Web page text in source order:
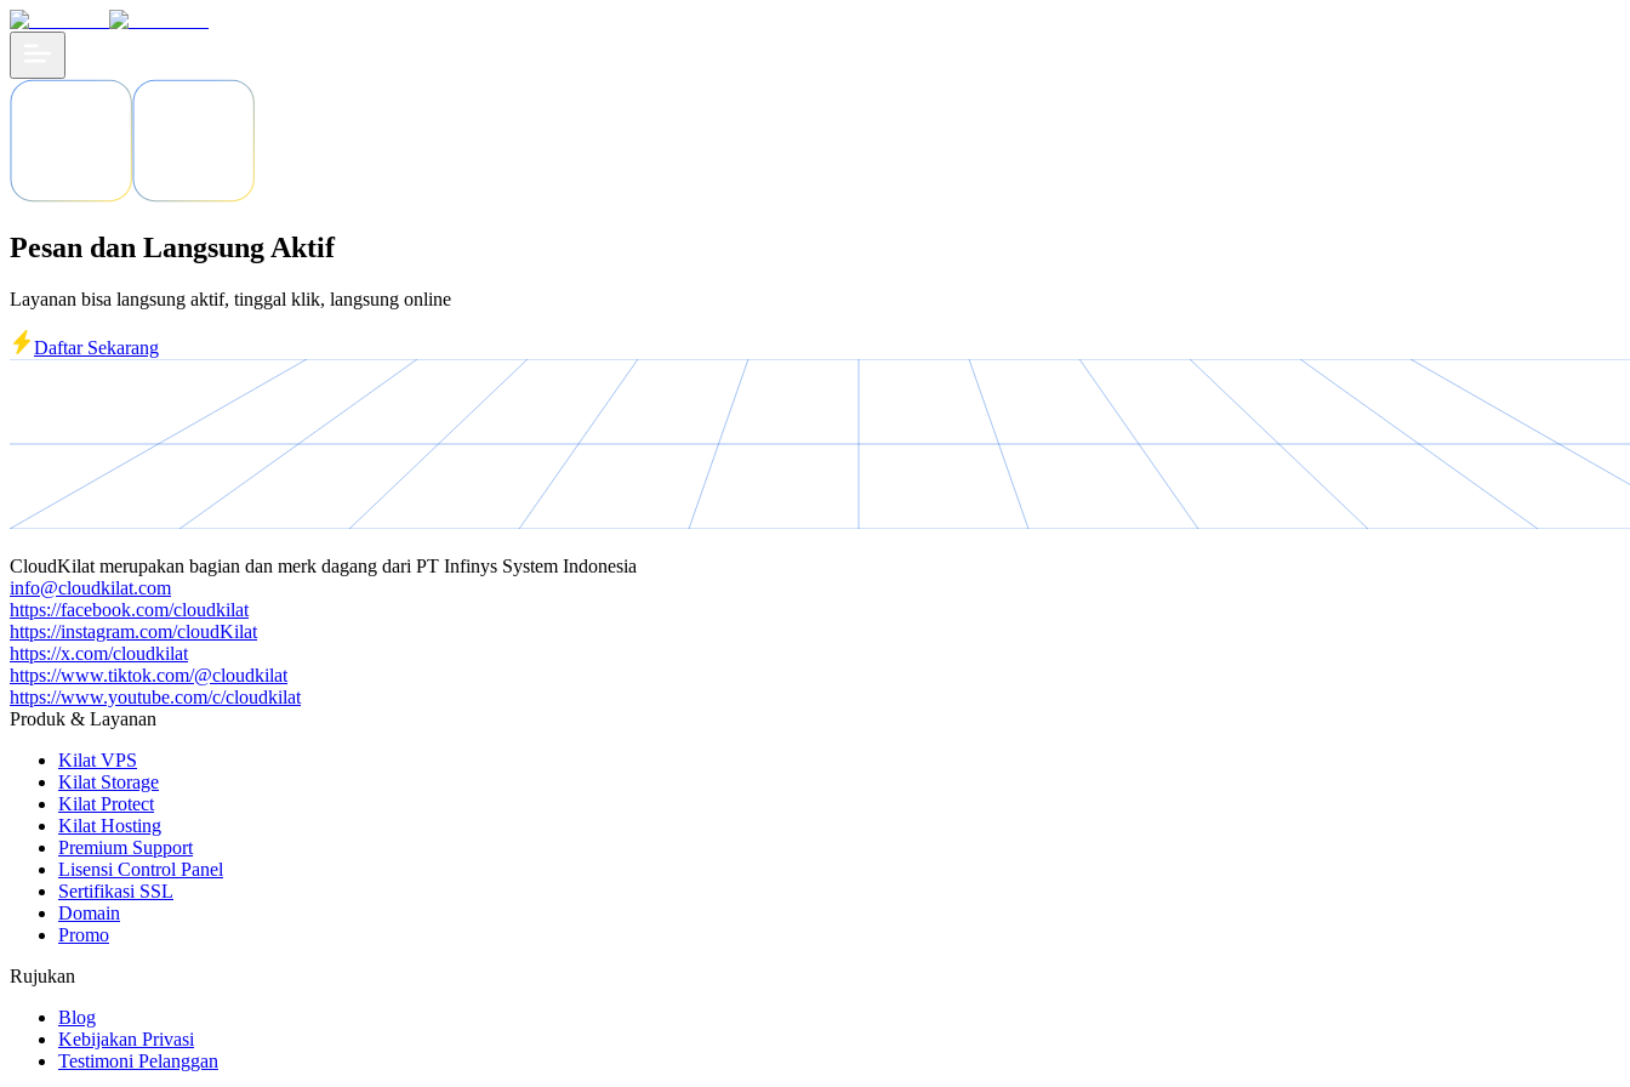
Pesan dan Langsung Aktif
Layanan bisa langsung aktif, tinggal klik, langsung online
Daftar Sekarang
CloudKilat merupakan bagian dan merk dagang dari PT Infinys System Indonesia
info@cloudkilat.com
https://facebook.com/cloudkilat
https://instagram.com/cloudKilat
https://x.com/cloudkilat
https://www.tiktok.com/@cloudkilat
https://www.youtube.com/c/cloudkilat
Produk & Layanan
Kilat VPS
Kilat Storage
Kilat Protect
Kilat Hosting
Premium Support
Lisensi Control Panel
Sertifikasi SSL
Domain
Promo
Rujukan
Blog
Kebijakan Privasi
Testimoni Pelanggan